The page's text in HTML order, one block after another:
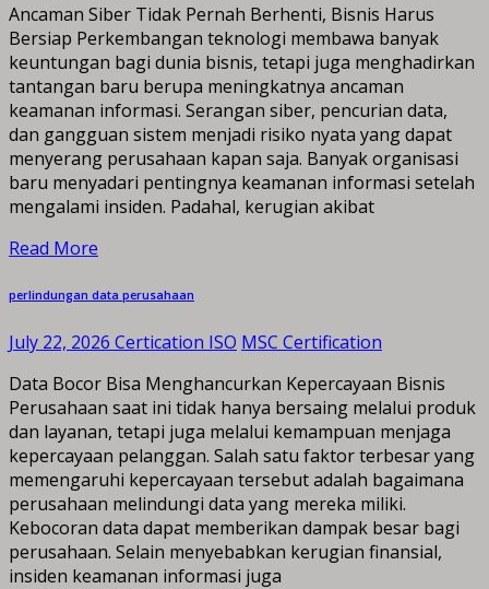
Ancaman Siber Tidak Pernah Berhenti, Bisnis Harus
Bersiap Perkembangan teknologi membawa banyak
keuntungan bagi dunia bisnis, tetapi juga menghadirkan
tantangan baru berupa meningkatnya ancaman
keamanan informasi. Serangan siber, pencurian data,
dan gangguan sistem menjadi risiko nyata yang dapat
menyerang perusahaan kapan saja. Banyak organisasi
baru menyadari pentingnya keamanan informasi setelah
mengalami insiden. Padahal, kerugian akibat
Read More
perlindungan data perusahaan
July 22, 2026 Certication ISO MSC Certification
Data Bocor Bisa Menghancurkan Kepercayaan Bisnis
Perusahaan saat ini tidak hanya bersaing melalui produk
dan layanan, tetapi juga melalui kemampuan menjaga
kepercayaan pelanggan. Salah satu faktor terbesar yang
memengaruhi kepercayaan tersebut adalah bagaimana
perusahaan melindungi data yang mereka miliki.
Kebocoran data dapat memberikan dampak besar bagi
perusahaan. Selain menyebabkan kerugian finansial,
insiden keamanan informasi juga